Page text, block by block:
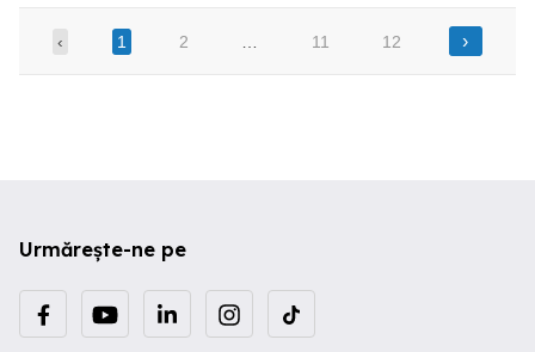
‹ 1 2 11 12 ›
Urmărește-ne pe